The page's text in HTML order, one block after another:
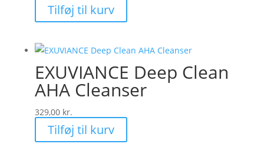
oprindelige
pris
135,00 kr..
aktuelle
pris
67,50 kr..
Tilføj til kurv
EXUVIANCE Deep Clean
AHA Cleanser
329,00 kr.
Tilføj til kurv